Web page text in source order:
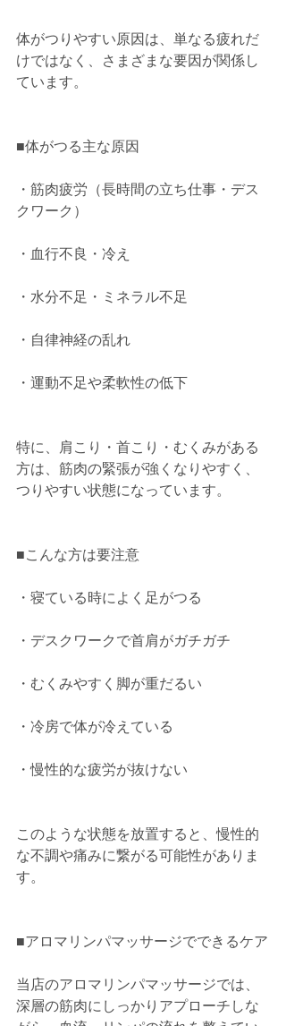
体がつりやすい原因は、単なる疲れだ
けではなく、さまざまな要因が関係し
ています。
■体がつる主な原因
・筋肉疲労（長時間の立ち仕事・デス
クワーク）
・血行不良・冷え
・水分不足・ミネラル不足
・自律神経の乱れ
・運動不足や柔軟性の低下
特に、肩こり・首こり・むくみがある
方は、筋肉の緊張が強くなりやすく、
つりやすい状態になっています。
■こんな方は要注意
・寝ている時によく足がつる
・デスクワークで首肩がガチガチ
・むくみやすく脚が重だるい
・冷房で体が冷えている
・慢性的な疲労が抜けない
このような状態を放置すると、慢性的
な不調や痛みに繋がる可能性がありま
す。
■アロマリンパマッサージでできるケア
当店のアロマリンパマッサージでは、
深層の筋肉にしっかりアプローチしな